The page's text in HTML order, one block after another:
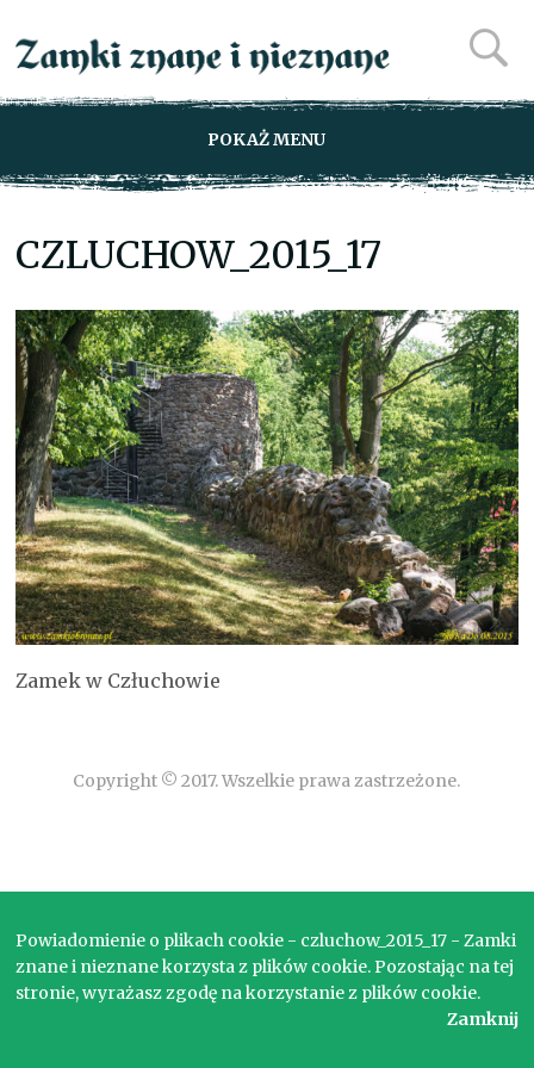
POKAŻ MENU
CZLUCHOW_2015_17
Zamek w Człuchowie
Copyright © 2017. Wszelkie prawa zastrzeżone.
Powiadomienie o plikach cookie - czluchow_2015_17 - Zamki
znane i nieznane korzysta z plików cookie. Pozostając na tej
stronie, wyrażasz zgodę na korzystanie z plików cookie.
Zamknij